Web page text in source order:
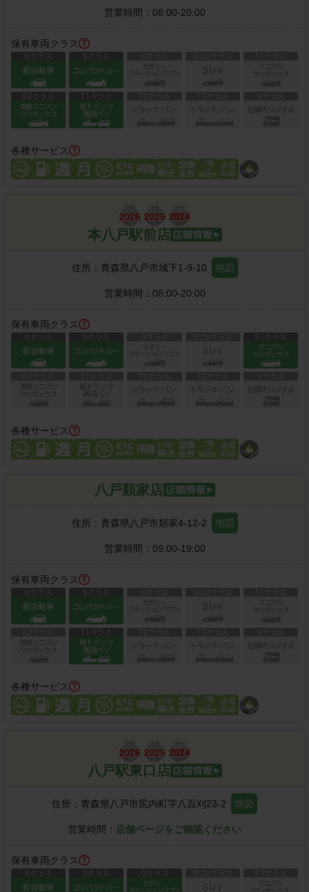
営業時間： 08:00-20:00
保有車両クラス
各種サービス
本八戸駅前店
住所： 青森県八戸市城下1-9-10 地図
営業時間： 08:00-20:00
保有車両クラス
各種サービス
八戸類家店
住所： 青森県八戸市類家4-12-2 地図
営業時間： 09:00-19:00
保有車両クラス
各種サービス
八戸駅東口店
住所： 青森県八戸市尻内町字八百刈23-2 地図
営業時間： 店舗ページをご確認ください
保有車両クラス